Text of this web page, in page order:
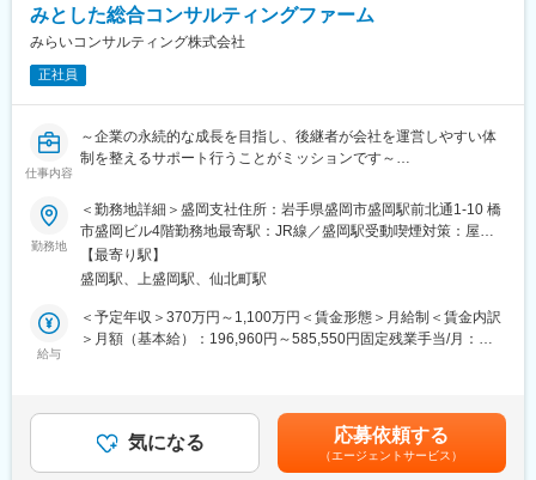
ため幅広い経験を積むことができます。
・スタッフ全員が「全体最適」の視点を持って仕事を行うため、
コミュニケーションのズレも防ぐことができています。そのため
チームコンサルティングならではのシナジー効果が生み出せ、顧
客満足度も高いです。
変更の範囲：会社の定める業務
みとした総合コンサルティングファーム
みらいコンサルティング株式会社
正社員
仕事内容
～企業の永続的な成長を目指し、後継者が会社を運営しやすい体
制を整えるサポート行うことがミッションです～
え、株式の承継のみならず、幅広い視点でお客さまの成長の”実
現”を支援します。
〇ヒアリングを通して事業承継の目的や理想など経営者の価値観
を理解することは必要不可欠です。時には経営者と後継者の間に
入り、時には経営者と株主との間に入り、顧問の士業も巻き込み
ながら、会社にとっての最適解を探していきます。
経営者との対話を通じて企業に最適な事業承継プランを共に考
え、株式の承継のみならず、幅広い視点でお客様の成長の”実現”を
支援します。事業承継・組織再編の実施により顕在化するさまざ
勤務地
＜勤務地詳細＞盛岡支社住所：岩手県盛岡市盛岡駅前北通1-10 橋
市盛岡ビル4階勤務地最寄駅：JR線／盛岡駅受動喫煙対策：屋内
全面禁煙変更の範囲：会社の定める事業所
【最寄り駅】
盛岡駅、上盛岡駅、仙北町駅
給与
＜予定年収＞370万円～1,100万円＜賃金形態＞月給制＜賃金内訳
＞月額（基本給）：196,960円～585,550円固定残業手当/月：
給与には30時間分の固定残業代を含む/超過分は全額支給※経験・
能力、現年収など考慮の上、決定いたします■昇給：年1回■賞
与：年2回（2ヶ月×2回）賃金はあくまでも目安の金額であり、選
気になる 応募依頼する
（エージェントサービス）